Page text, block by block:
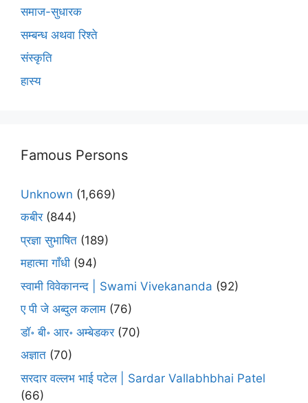
समाज-सुधारक
सम्बन्ध अथवा रिश्ते
संस्कृति
हास्य
Famous Persons
Unknown (1,669)
कबीर(844)
प्रज्ञा सुभाषित (189)
महात्मा गाँधी (94)
स्वामी विवेकानन्द | Swami Vivekananda (92)
ए पी जे अब्दुल कलाम (76)
डॉ॰ बी॰ आर॰ अम्बेडकर(70)
अज्ञात (70)
सरदार वल्लभ भाई पटेल | Sardar Vallabhbhai Patel
(66)